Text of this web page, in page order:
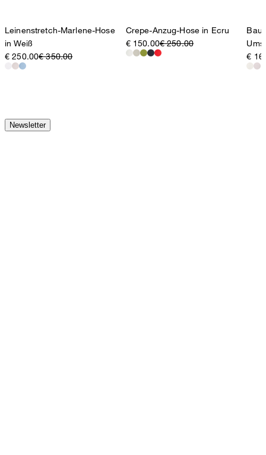
Leinenstretch-Marlene-Hose
in Weiß
€ 250.00€ 350.00
Crepe-Anzug-Hose in Ecru
€ 150.00€ 250.00
€
Newsletter